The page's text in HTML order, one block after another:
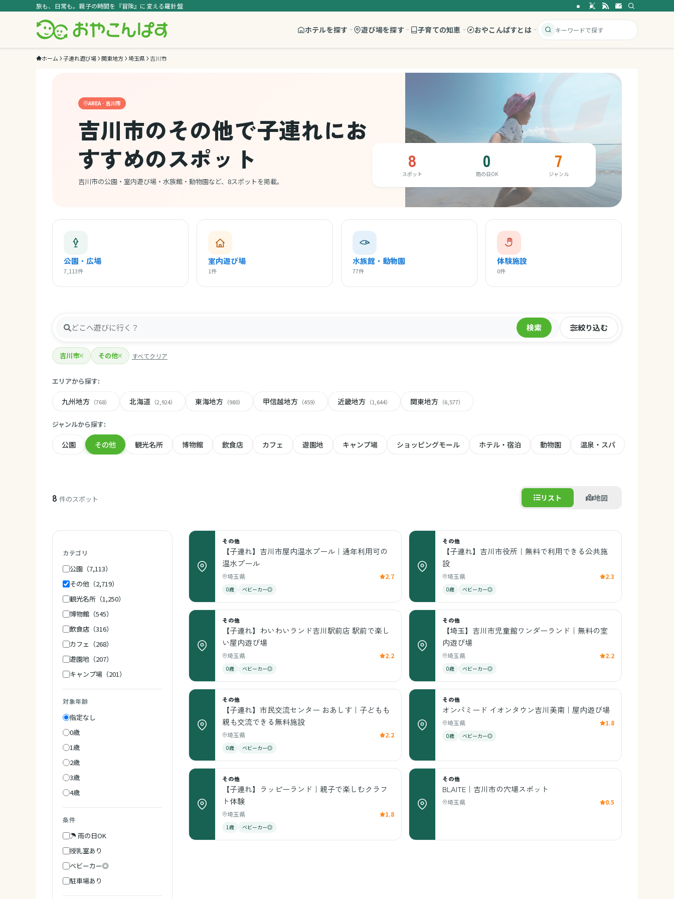
旅も、日常も。親子の時間を『冒険』に変える羅針盤
ホテルを探す 遊び場を探す 子育ての知恵 おやこんぱすとは
ホーム 子連れ遊び場 関東地方 埼玉県 吉川市
AREA · 吉川市
吉川市のその他で子連れにお
すすめのスポット
吉川市の公園・室内遊び場・水族館・動物園など、8スポットを掲載。
8
スポット
0
雨の日OK
7
ジャンル
公園・広場
7,113件
室内遊び場
1件
水族館・動物園
77件
体験施設
0件
検索 絞り込む
吉川市 その他 すべてクリア
エリアから探す:
九州地方 （768） 北海道 （2,924） 東海地方 （980） 甲信越地方 （459） 近畿地方 （1,644） 関東地方 （6,577）
ジャンルから探す:
公園 その他 観光名所 博物館 飲食店 カフェ 遊園地 キャンプ場 ショッピングモール ホテル・宿泊 動物園 温泉・スパ
8 件のスポット リスト 地図
カテゴリ
公園（7,113）
その他（2,719）
観光名所（1,250）
博物館（545）
飲食店（316）
カフェ（268）
遊園地（207）
キャンプ場（201）
対象年齢
指定なし
0歳
1歳
2歳
3歳
4歳
条件
☂ 雨の日OK
授乳室あり
ベビーカー◎
駐車場あり
その他
【子連れ】吉川市屋内温水プール｜通年利用可の
温水プール
埼玉県 2.7
0歳 ベビーカー◎
その他
【子連れ】吉川市役所｜無料で利用できる公共施
設
埼玉県 2.3
0歳 ベビーカー◎
その他
【子連れ】わいわいランド吉川駅前店 駅前で楽し
い屋内遊び場
埼玉県 2.2
0歳 ベビーカー◎
その他
【埼玉】吉川市児童館ワンダーランド｜無料の室
内遊び場
埼玉県 2.2
0歳 ベビーカー◎
その他
【子連れ】市民交流センター おあしす｜子どもも
親も交流できる無料施設
埼玉県 2.2
0歳 ベビーカー◎
その他
オンパミード イオンタウン吉川美南｜屋内遊び場
埼玉県 1.8
0歳 ベビーカー◎
その他
【子連れ】ラッピーランド｜親子で楽しむクラフ
ト体験
埼玉県 1.8
1歳 ベビーカー◎
その他
BLAITE｜吉川市の穴場スポット
埼玉県 0.5